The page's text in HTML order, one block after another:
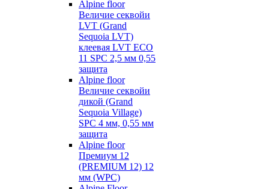
Alpine floor
Величие секвойи
LVT (Grand
Sequoia LVT)
клеевая LVT ECO
11 SPC 2,5 мм 0,55
защита
Alpine floor
Величие секвойи
дикой (Grand
Sequoia Village)
SPC 4 мм, 0,55 мм
защита
Alpine floor
Премиум 12
(PREMIUM 12) 12
мм (WPC)